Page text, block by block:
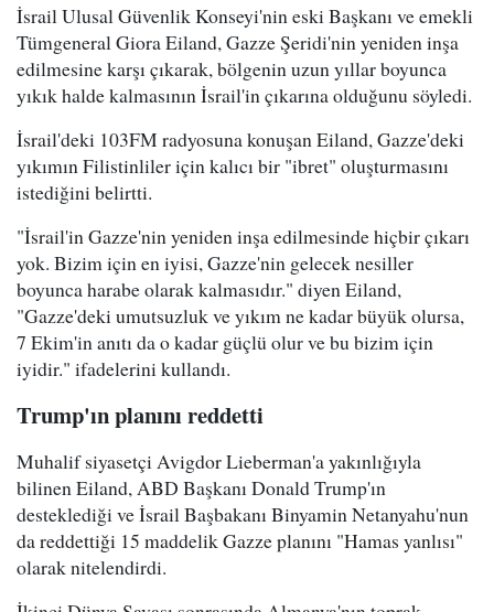
İsrail Ulusal Güvenlik Konseyi'nin eski Başkanı ve emekli
Tümgeneral Giora Eiland, Gazze Şeridi'nin yeniden inşa
edilmesine karşı çıkarak, bölgenin uzun yıllar boyunca
yıkık halde kalmasının İsrail'in çıkarına olduğunu söyledi.
İsrail'deki 103FM radyosuna konuşan Eiland, Gazze'deki
yıkımın Filistinliler için kalıcı bir "ibret" oluşturmasını
istediğini belirtti.
"İsrail'in Gazze'nin yeniden inşa edilmesinde hiçbir çıkarı
yok. Bizim için en iyisi, Gazze'nin gelecek nesiller
boyunca harabe olarak kalmasıdır." diyen Eiland,
"Gazze'deki umutsuzluk ve yıkım ne kadar büyük olursa,
7 Ekim'in anıtı da o kadar güçlü olur ve bu bizim için
iyidir." ifadelerini kullandı.
Trump'ın planını reddetti
Muhalif siyasetçi Avigdor Lieberman'a yakınlığıyla
bilinen Eiland, ABD Başkanı Donald Trump'ın
desteklediği ve İsrail Başbakanı Binyamin Netanyahu'nun
da reddettiği 15 maddelik Gazze planını "Hamas yanlısı"
olarak nitelendirdi.